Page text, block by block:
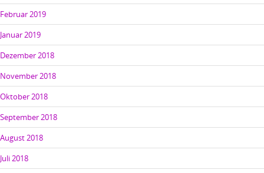
Februar 2019
Januar 2019
Dezember 2018
November 2018
Oktober 2018
September 2018
August 2018
Juli 2018